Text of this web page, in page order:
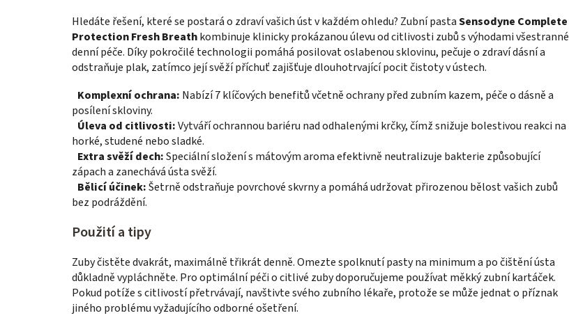
Hledáte řešení, které se postará o zdraví vašich úst v každém ohledu? Zubní pastaSensodyne Complete
Protection Fresh Breathkombinuje klinicky prokázanou úlevu od citlivosti zubů s výhodami všestranné
denní péče. Díky pokročilé technologii pomáhá posilovat oslabenou sklovinu, pečuje o zdraví dásní a
odstraňuje plak, zatímco její svěží příchuť zajišťuje dlouhotrvající pocit čistoty v ústech.
Komplexní ochrana: Nabízí 7 klíčových benefitů včetně ochrany před zubním kazem, péče o dásně a
posílení skloviny.
Úleva od citlivosti:Vytváří ochrannou bariéru nad odhalenými krčky, čímž snižuje bolestivou reakci na
horké, studené nebo sladké.
Extra svěží dech:Speciální složení s mátovým aroma efektivně neutralizuje bakterie způsobující
zápach a zanechává ústa svěží.
Bělicí účinek:Šetrně odstraňuje povrchové skvrny a pomáhá udržovat přirozenou bělost vašich zubů
bez podráždění.
Použití a tipy
Zuby čistěte dvakrát, maximálně třikrát denně. Omezte spolknutí pasty na minimum a po čištění ústa
důkladně vypláchněte. Pro optimální péči o citlivé zuby doporučujeme používat měkký zubní kartáček.
Pokud potíže s citlivostí přetrvávají, navštivte svého zubního lékaře, protože se může jednat o příznak
jiného problému vyžadujícího odborné ošetření.